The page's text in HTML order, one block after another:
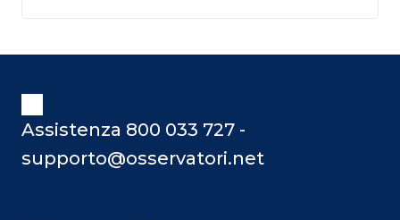
Assistenza 800 033 727 -
supporto@osservatori.net